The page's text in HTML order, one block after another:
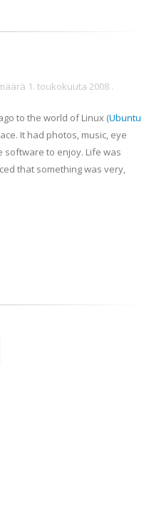
1. toukokuuta 2008 .
to the world of Linux (Ubuntu
It had photos, music, eye
software to enjoy. Life was
that something was very,